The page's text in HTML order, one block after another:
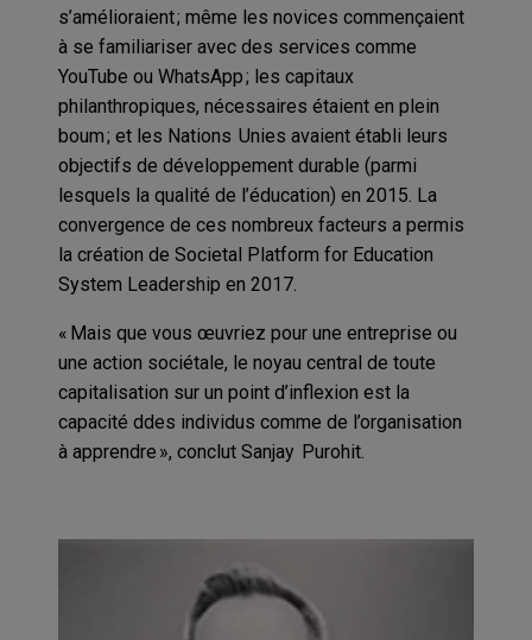
s’amélioraient ; même les novices commençaient
à se familiariser avec des services comme
YouTube ou WhatsApp ; les capitaux
philanthropiques, nécessaires étaient en plein
boum ; et les Nations Unies avaient établi leurs
objectifs de développement durable (parmi
lesquels la qualité de l’éducation) en 2015. La
convergence de ces nombreux facteurs a permis
la création de Societal Platform for Education
System Leadership en 2017.
« Mais que vous œuvriez pour une entreprise ou
une action sociétale, le noyau central de toute
capitalisation sur un point d’inflexion est la
capacité ddes individus comme de l’organisation
à apprendre », conclut Sanjay Purohit.